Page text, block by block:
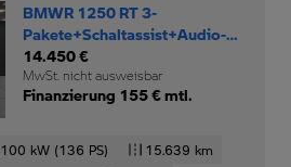
BMWR 1250 RT 3-
Pakete+Schaltassist+Audio-
System+Keyless-Ride+
14.450 €
MwSt. nicht ausweisbar
Finanzierung 155 € mtl.
100 kW (136 PS)
15.639 km